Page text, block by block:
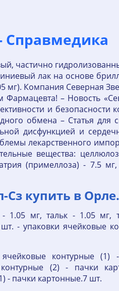
Справмедика
частично
лак на основе
мг). Компания Северная
– Новость
и безопасности
обмена – Статья для
дисфункцией и
лекарственного
вещества:
(примеллоза) - 7.5
Сз купить в Орле.
1.05 мг, тальк - 1.05 мг,
- упаковки ячейковые
контурные
(2) - пачки
- пачки картонные.7 шт.